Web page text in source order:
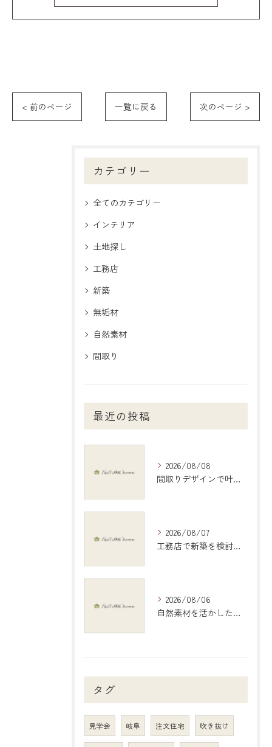
< 前のページ 一覧に戻る 次のページ >
カテゴリー
全てのカテゴリー
インテリア
土地探し
工務店
新築
無垢材
自然素材
間取り
最近の投稿
2026/08/08
間取りデザインで叶える理想の住まいづくり完全ガイド岐阜県羽島市編
2026/08/07
工務店で新築を検討する際の岐阜県大垣市で後悔しない選び方と比較ポイント
2026/08/06
自然素材を活かしたインテリアで愛知県稲沢市の暮らしを心地よくする選び方ガイド
タグ
見学会 岐阜 注文住宅 吹き抜け